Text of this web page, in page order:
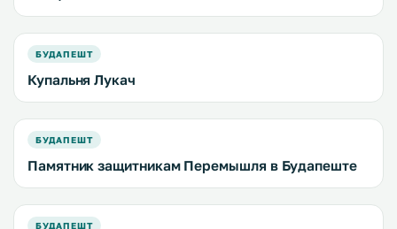
БУДАПЕШТ
Купальня Лукач
БУДАПЕШТ
Памятник защитникам Перемышля в Будапеште
БУДАПЕШТ